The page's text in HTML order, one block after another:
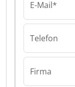
E-Mail*
Telefon
Firma